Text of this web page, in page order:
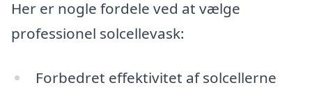
Her er nogle fordele ved at vælge
professionel solcellevask:
Forbedret effektivitet af solcellerne